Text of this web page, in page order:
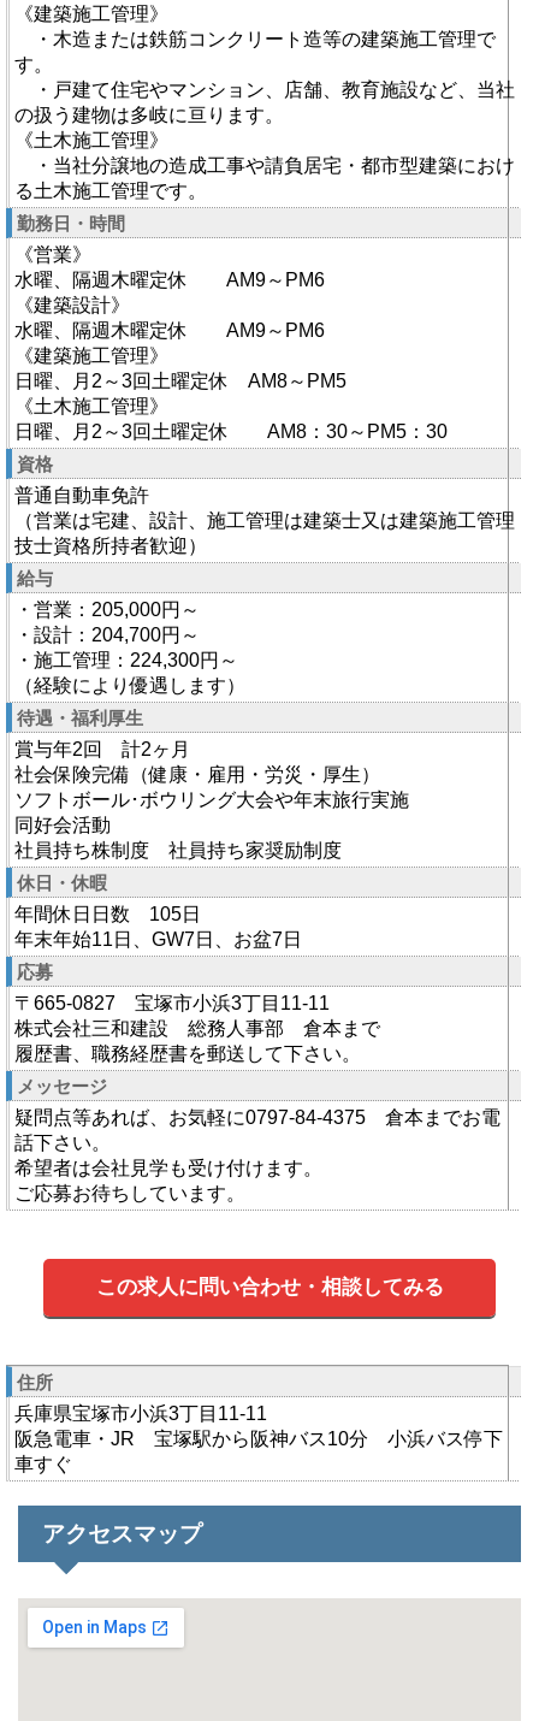
《建築施工管理》
・木造または鉄筋コンクリート造等の建築施工管理で
す。
・戸建て住宅やマンション、店舗、教育施設など、当社
の扱う建物は多岐に亘ります。
《土木施工管理》
・当社分譲地の造成工事や請負居宅・都市型建築におけ
る土木施工管理です。
勤務日・時間
《営業》
水曜、隔週木曜定休 AM9～PM6
《建築設計》
水曜、隔週木曜定休 AM9～PM6
《建築施工管理》
日曜、月2～3回土曜定休 AM8～PM5
《土木施工管理》
日曜、月2～3回土曜定休 AM8：30～PM5：30
資格
普通自動車免許
（営業は宅建、設計、施工管理は建築士又は建築施工管理
技士資格所持者歓迎）
給与
・営業：205,000円～
・設計：204,700円～
・施工管理：224,300円～
（経験により優遇します）
待遇・福利厚生
賞与年2回 計2ヶ月
社会保険完備（健康・雇用・労災・厚生）
ソフトボール･ボウリング大会や年末旅行実施
同好会活動
社員持ち株制度 社員持ち家奨励制度
休日・休暇
年間休日日数 105日
年末年始11日、GW7日、お盆7日
応募
〒665-0827 宝塚市小浜3丁目11-11
株式会社三和建設 総務人事部 倉本まで
履歴書、職務経歴書を郵送して下さい。
メッセージ
疑問点等あれば、お気軽に0797-84-4375 倉本までお電
話下さい。
希望者は会社見学も受け付けます。
ご応募お待ちしています。
この求人に問い合わせ・相談してみる
住所
兵庫県宝塚市小浜3丁目11-11
阪急電車・JR 宝塚駅から阪神バス10分 小浜バス停下
車すぐ
アクセスマップ